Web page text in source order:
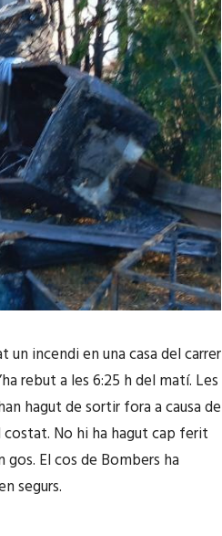
incendi en una casa del carrer
rebut a les 6:25 h del matí. Les
hagut de sortir fora a causa de
costat. No hi ha hagut cap ferit
gos. El cos de Bombers ha
segurs.